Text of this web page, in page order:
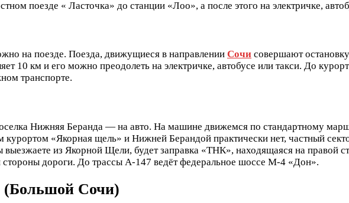
поезде « Ласточка» до станции «Лоо», а после этого на электричке,
на поезде. Поезда, движущиеся в направлении Сочи совершают
10 км и его можно преодолеть на электричке, автобусе или такси. До
транспорте.
Нижняя Беранда — на авто. На машине движемся по стандартному
«Якорная щель» и Нижней Берандой практически нет, частный
выезжаете из Якорной Щели, будет заправка «ТНК», находящаяся на правой
стороны дороги. До трассы А-147 ведёт федеральное шоссе М-4 «Дон».
(Большой Сочи)